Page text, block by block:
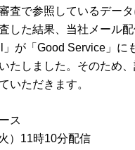
査で参照しているデー
した結果、当社メール
」が「Good Service」に
たしました。そのため
いただきます。
ス
）11時10分配信